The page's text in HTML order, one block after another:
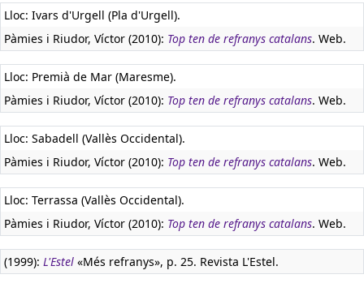
Lloc: Ivars d'Urgell (Pla d'Urgell).
Pàmies i Riudor, Víctor (2010): Top ten de refranys catalans. Web.
Lloc: Premià de Mar (Maresme).
Pàmies i Riudor, Víctor (2010): Top ten de refranys catalans. Web.
Lloc: Sabadell (Vallès Occidental).
Pàmies i Riudor, Víctor (2010): Top ten de refranys catalans. Web.
Lloc: Terrassa (Vallès Occidental).
Pàmies i Riudor, Víctor (2010): Top ten de refranys catalans. Web.
(1999): L'Estel «Més refranys», p. 25. Revista L'Estel.